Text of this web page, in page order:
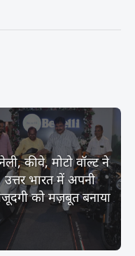
कीवे, मोटो वॉल्ट ने
उत्तर भारत में अपनी
को मज़बूत बनाया